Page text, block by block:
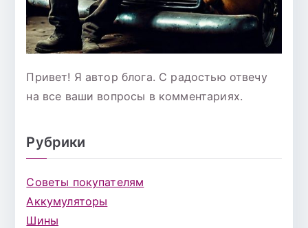
Привет! Я автор блога. С радостью отвечу
на все ваши вопросы в комментариях.
Рубрики
Советы покупателям
Аккумуляторы
Шины